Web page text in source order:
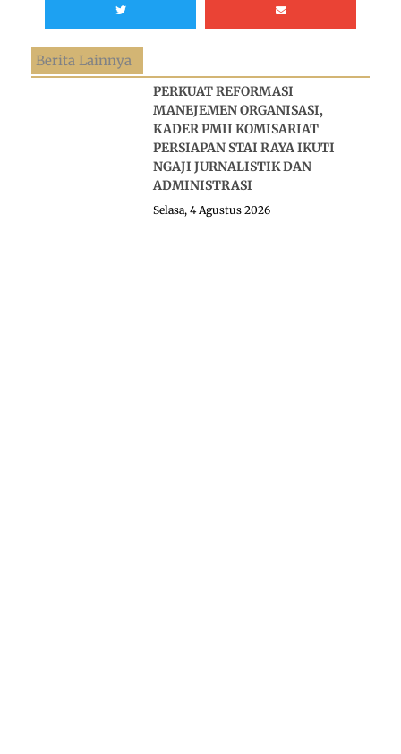
Berita Lainnya
PERKUAT REFORMASI
MANEJEMEN ORGANISASI,
KADER PMII KOMISARIAT
PERSIAPAN STAI RAYA IKUTI
NGAJI JURNALISTIK DAN
ADMINISTRASI
Selasa, 4 Agustus 2026